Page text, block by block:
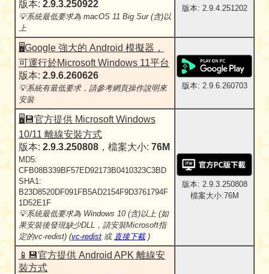
版本: 2.9.3.250922
💡系統最低要求為 macOS 11 Big Sur (含)以
上
版本: 2.9.4.251202
🖥️Google 強大的 Android 模擬器，
可運行於Microsoft Windows 11平台
版本: 2.9.6.260626
💡系統有最低要求，請參考網頁操作說明來
安裝
版本: 2.9.6.260703
🖥️💾官方提供 Microsoft Windows
10/11 離線安裝方式
版本: 2.9.3.250808 ，檔案大小: 76M
MD5:
CFB08B339BF57ED92173B0410323C3BD
SHA1:
B23D8520DF091FB5AD2154F9D3761794F
1D52E1F
💡系統最低要求為 Windows 10 (含)以上 (如
果安裝後發現缺少DLL，請安裝Microsoft指
定的vc-redist) (vc-redist 或 直接下載)
版本: 2.9.3.250808
檔案大小:76M
📱💾官方提供 Android APK 離線安
裝方式